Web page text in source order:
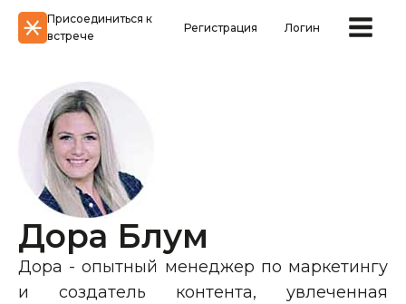
Присоединиться к
встрече
Регистрация Логин
Дора Блум
Дора - опытный менеджер по маркетингу
и создатель контента, увлеченная